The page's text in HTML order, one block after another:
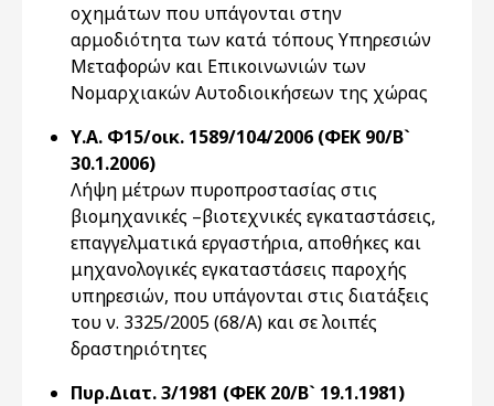
οχημάτων που υπάγονται στην
αρμοδιότητα των κατά τόπους Υπηρεσιών
Μεταφορών και Επικοινωνιών των
Νομαρχιακών Αυτοδιοικήσεων της χώρας
Υ.Α. Φ15/οικ. 1589/104/2006 (ΦΕΚ 90/Β`
30.1.2006)
Λήψη μέτρων πυροπροστασίας στις
βιομηχανικές –βιοτεχνικές εγκαταστάσεις,
επαγγελματικά εργαστήρια, αποθήκες και
μηχανολογικές εγκαταστάσεις παροχής
υπηρεσιών, που υπάγονται στις διατάξεις
του ν. 3325/2005 (68/Α) και σε λοιπές
δραστηριότητες
Πυρ.Διατ. 3/1981 (ΦΕΚ 20/Β` 19.1.1981)